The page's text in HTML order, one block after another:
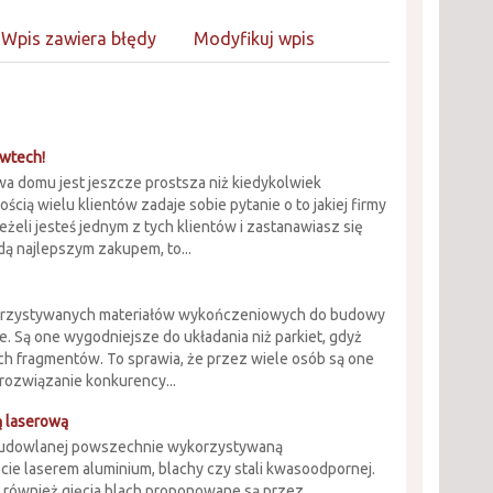
Wpis zawiera błędy Modyfikuj wpis
domu jest jeszcze prostsza niż kiedykolwiek
wielu klientów zadaje sobie pytanie o to jakiej firmy
jesteś jednym z tych klientów i zastanawiasz się
najlepszym zakupem, to...
materiałów wykończeniowych do budowy
Są one wygodniejsze do układania niż parkiet, gdyż
fragmentów. To sprawia, że przez wiele osób są one
konkurency...
laserową
powszechnie wykorzystywaną
laserem aluminium, blachy czy stali kwasoodpornej.